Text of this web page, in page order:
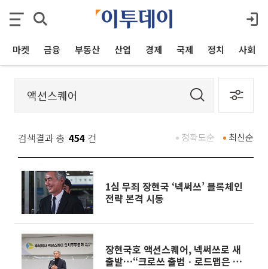
마켓 금융 부동산 산업 경제 국제 정치 사회
검색결과 총 454 건 최신순
정확도순
1심 무죄 장현국 ‘넥써쓰’ 블록체인
전략 본격 시동
장현국호 액션스퀘어, 넥써쓰로 새
출발…“크로쓰 출범ㆍ로드맵은 아